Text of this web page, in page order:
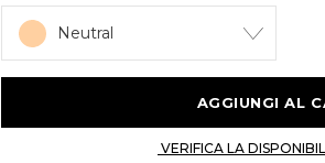
Neutral